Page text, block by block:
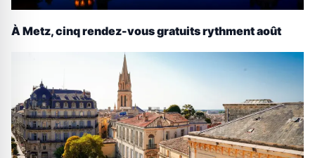
À Metz, cinq rendez-vous gratuits rythment août